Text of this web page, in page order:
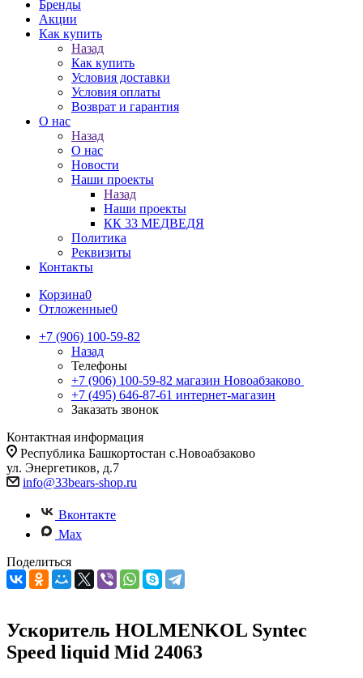
Бренды
Акции
Как купить
Назад
Как купить
Условия доставки
Условия оплаты
Возврат и гарантия
О нас
Назад
О нас
Новости
Наши проекты
Назад
Наши проекты
КК 33 МЕДВЕДЯ
Политика
Реквизиты
Контакты
Корзина0
Отложенные0
+7 (906) 100-59-82
Назад
Телефоны
+7 (906) 100-59-82 магазин Новоабзаково
+7 (495) 646-87-61 интернет-магазин
Заказать звонок
Контактная информация
Республика Башкортостан с.Новоабзаково
ул. Энергетиков, д.7
info@33bears-shop.ru
Вконтакте
Max
Поделиться
Ускоритель HOLMENKOL Syntec
Speed liquid Mid 24063